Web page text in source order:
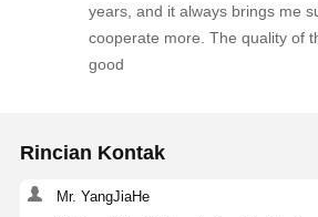
Regulator Putus Sekolah Rendah
Transistor Persimpangan Bipolar
years, and it always brings me
cooperate more. The quality of
good
Rincian Kontak
Mr. YangJiaHe